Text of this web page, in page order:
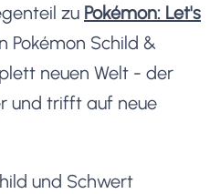
zu Pokémon: Let's
Pokémon Schild &
neuen Welt - der
und trifft auf neue
und Schwert